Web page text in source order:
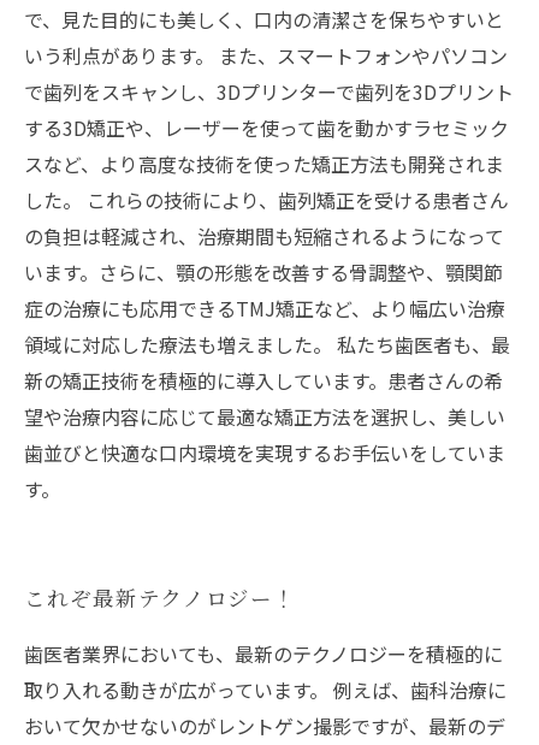
で、見た目的にも美しく、口内の清潔さを保ちやすいと
いう利点があります。 また、スマートフォンやパソコン
で歯列をスキャンし、3Dプリンターで歯列を3Dプリント
する3D矯正や、レーザーを使って歯を動かすラセミック
スなど、より高度な技術を使った矯正方法も開発されま
した。 これらの技術により、歯列矯正を受ける患者さん
の負担は軽減され、治療期間も短縮されるようになって
います。さらに、顎の形態を改善する骨調整や、顎関節
症の治療にも応用できるTMJ矯正など、より幅広い治療
領域に対応した療法も増えました。 私たち歯医者も、最
新の矯正技術を積極的に導入しています。患者さんの希
望や治療内容に応じて最適な矯正方法を選択し、美しい
歯並びと快適な口内環境を実現するお手伝いをしていま
す。
これぞ最新テクノロジー！
歯医者業界においても、最新のテクノロジーを積極的に
取り入れる動きが広がっています。 例えば、歯科治療に
おいて欠かせないのがレントゲン撮影ですが、最新のデ